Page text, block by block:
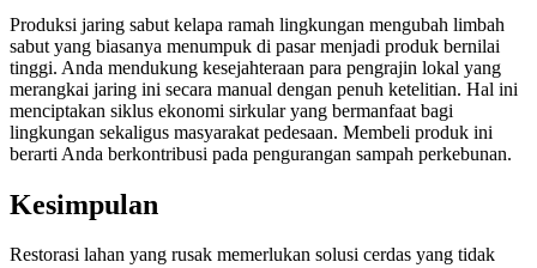
Produksi jaring sabut kelapa ramah lingkungan mengubah limbah
sabut yang biasanya menumpuk di pasar menjadi produk bernilai
tinggi. Anda mendukung kesejahteraan para pengrajin lokal yang
merangkai jaring ini secara manual dengan penuh ketelitian. Hal ini
menciptakan siklus ekonomi sirkular yang bermanfaat bagi
lingkungan sekaligus masyarakat pedesaan. Membeli produk ini
berarti Anda berkontribusi pada pengurangan sampah perkebunan.
Kesimpulan
Restorasi lahan yang rusak memerlukan solusi cerdas yang tidak